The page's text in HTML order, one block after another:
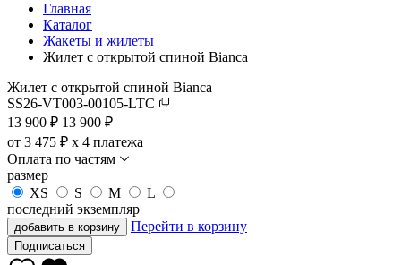
Главная
Каталог
Жакеты и жилеты
Жилет с открытой спиной Bianca
Жилет с открытой спиной Bianca
SS26-VT003-00105-LTC
13 900 ₽ 13 900 ₽
от 3 475 ₽ x 4 платежа
Оплата по частям
размер
XS
S M
L
последний экземпляр
добавить в корзину Перейти в корзину
Подписаться